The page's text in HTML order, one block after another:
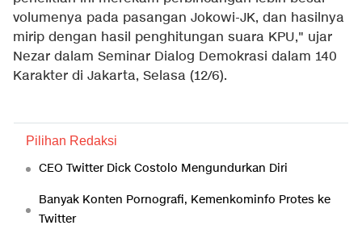
volumenya pada pasangan Jokowi-JK, dan hasilnya
mirip dengan hasil penghitungan suara KPU," ujar
Nezar dalam Seminar Dialog Demokrasi dalam 140
Karakter di Jakarta, Selasa (12/6).
Pilihan Redaksi
CEO Twitter Dick Costolo Mengundurkan Diri
Banyak Konten Pornografi, Kemenkominfo Protes ke
Twitter